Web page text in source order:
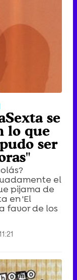
se
lo que
ser
el
pijama de
en 'El
favor de los